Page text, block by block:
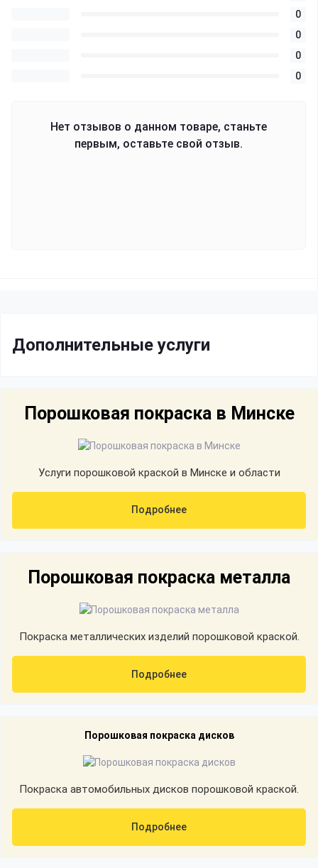
0
0
0
0
Нет отзывов о данном товаре, станьте
первым, оставьте свой отзыв.
Дополнительные услуги
Порошковая покраска в Минске
Услуги порошковой краской в Минске и области
Подробнее
Порошковая покраска металла
Покраска металлических изделий порошковой краской.
Подробнее
Порошковая покраска дисков
Покраска автомобильных дисков порошковой краской.
Подробнее